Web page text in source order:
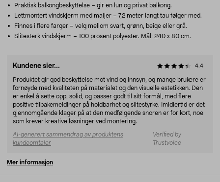
Praktisk balkongbeskyttelse – gir en lun og privat balkong.
Lettmontert vindskjerm med maljer – 7,2 meter langt tau følger med.
Finnes i flere farger – velg mellom svart, grønn, beige eller grå.
Slitesterk vindskjerm – 100 prosent polyester. Mål: 240 x 80 cm.
Kundene sier... 4.4
Produktet gir god beskyttelse mot vind og innsyn, og mange brukere er
fornøyde med kvaliteten på materialet og den visuelle estetikken. Den
er enkel å sette opp, solid, og passer godt til sitt formål, med flere
positive tilbakemeldinger på holdbarhet og slitestyrke. Imidlertid er det
gjennomgående klager på at den medfølgende snoren er for kort, noe
som krever kreative løsninger ved montering.
AI-generert sammendrag av produktens
kundeomtaler
Verified by
Trustvoice
Mer informasjon